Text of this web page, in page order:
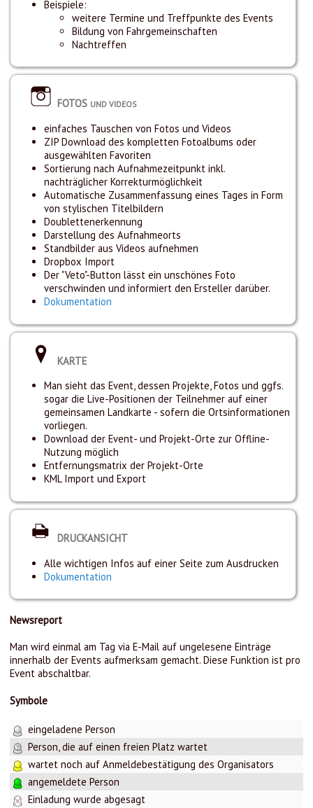
Beispiele:
weitere Termine und Treffpunkte des Events
Bildung von Fahrgemeinschaften
Nachtreffen
FOTOS UND VIDEOS
einfaches Tauschen von Fotos und Videos
ZIP Download des kompletten Fotoalbums oder
ausgewählten Favoriten
Sortierung nach Aufnahmezeitpunkt inkl.
nachträglicher Korrekturmöglichkeit
Automatische Zusammenfassung eines Tages in Form
von stylischen Titelbildern
Doublettenerkennung
Darstellung des Aufnahmeorts
Standbilder aus Videos aufnehmen
Dropbox Import
Der "Veto"-Button lässt ein unschönes Foto
verschwinden und informiert den Ersteller darüber.
Dokumentation
KARTE
Man sieht das Event, dessen Projekte, Fotos und ggfs.
sogar die Live-Positionen der Teilnehmer auf einer
gemeinsamen Landkarte - sofern die Ortsinformationen
vorliegen.
Download der Event- und Projekt-Orte zur Offline-
Nutzung möglich
Entfernungsmatrix der Projekt-Orte
KML Import und Export
DRUCKANSICHT
Alle wichtigen Infos auf einer Seite zum Ausdrucken
Dokumentation
Newsreport
Man wird einmal am Tag via E-Mail auf ungelesene Einträge
innerhalb der Events aufmerksam gemacht. Diese Funktion ist pro
Event abschaltbar.
Symbole
eingeladene Person
Person, die auf einen freien Platz wartet
wartet noch auf Anmeldebestätigung des Organisators
angemeldete Person
Einladung wurde abgesagt